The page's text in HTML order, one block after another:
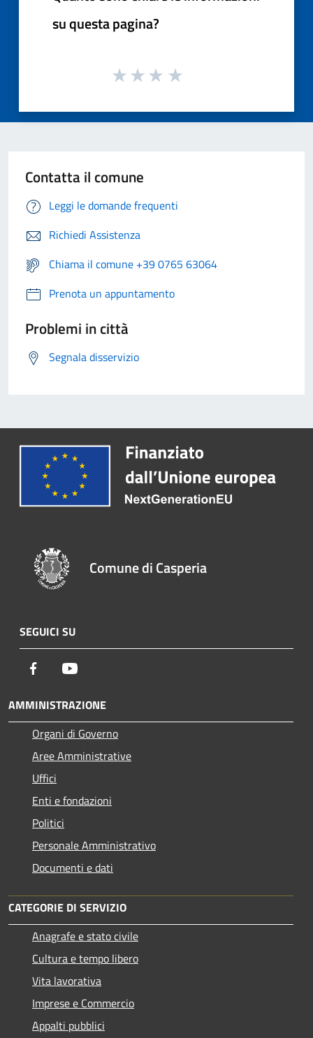
su questa pagina?
Contatta il comune
Leggi le domande frequenti
Richiedi Assistenza
Chiama il comune +39 0765 63064
Prenota un appuntamento
Problemi in città
Segnala disservizio
Comune di Casperia
SEGUICI SU
Facebook
AMMINISTRAZIONE
Organi di Governo
Aree Amministrative
Uffici
Enti e fondazioni
Politici
Personale Amministrativo
Documenti e dati
CATEGORIE DI SERVIZIO
Anagrafe e stato civile
Cultura e tempo libero
Vita lavorativa
Imprese e Commercio
Appalti pubblici